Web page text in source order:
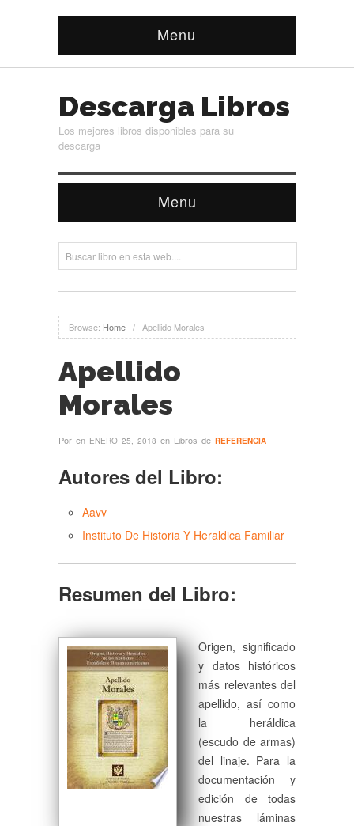
Menu
Descarga Libros
Los mejores libros disponibles para su
descarga
Menu
Browse: Home / Apellido Morales
Apellido
Morales
Por en ENERO 25, 2018 en Libros de REFERENCIA
Autores del Libro:
Aavv
Instituto De Historia Y Heraldica Familiar
Resumen del Libro:
Origen, significado
y datos históricos
más relevantes del
apellido, así como
la heráldica
(escudo de armas)
del linaje. Para la
documentación y
edición de todas
nuestras láminas